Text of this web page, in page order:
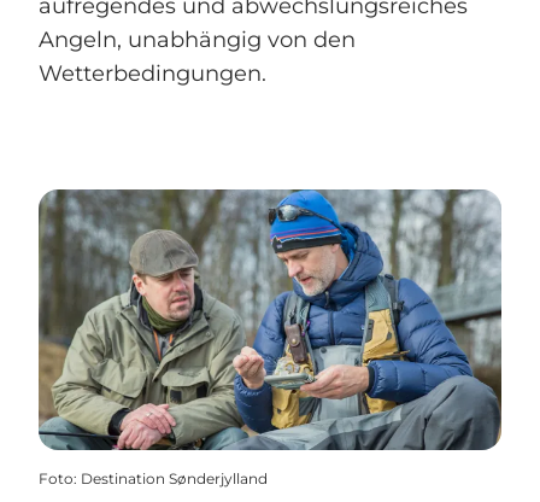
aufregendes und abwechslungsreiches
Angeln, unabhängig von den
Wetterbedingungen.
Foto: Destination Sønderjylland